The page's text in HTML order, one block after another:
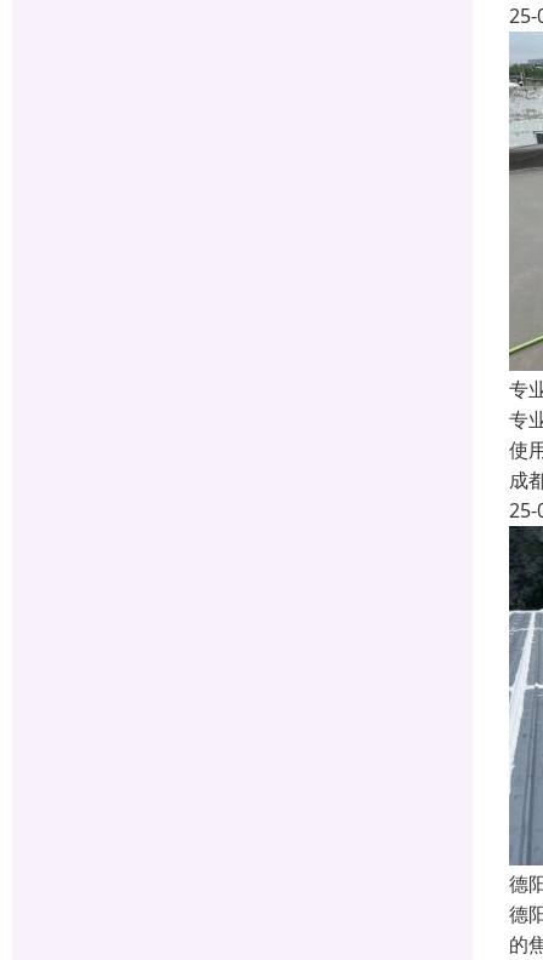
25-
专
专
使
成
25-
德
德
的